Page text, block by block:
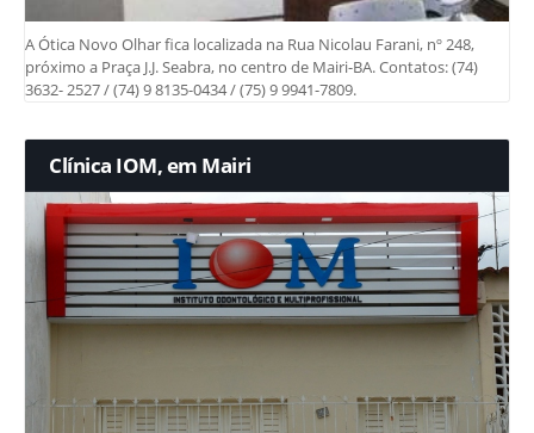
A Ótica Novo Olhar fica localizada na Rua Nicolau Farani, nº 248,
próximo a Praça J.J. Seabra, no centro de Mairi-BA. Contatos: (74)
3632- 2527 / (74) 9 8135-0434 / (75) 9 9941-7809.
Clínica IOM, em Mairi